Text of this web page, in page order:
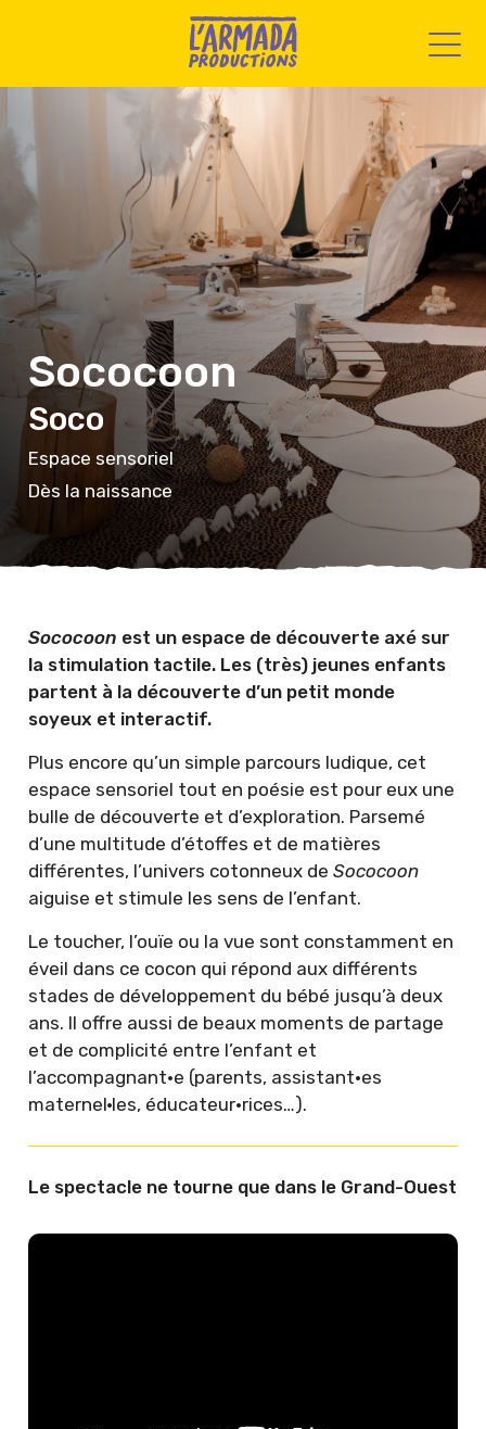
Sococoon
Soco
Espace sensoriel
Dès la naissance
Sococoon est un espace de découverte axé sur
la stimulation tactile. Les (très) jeunes enfants
partent à la découverte d’un petit monde
soyeux et interactif.
Plus encore qu’un simple parcours ludique, cet
espace sensoriel tout en poésie est pour eux une
bulle de découverte et d’exploration. Parsemé
d’une multitude d’étoffes et de matières
différentes, l’univers cotonneux deSococoon
aiguise et stimule les sens de l’enfant.
Le toucher, l’ouïe ou la vue sont constamment en
éveil dans ce cocon qui répond aux différents
stades de développement du bébé jusqu’à deux
ans. Il offre aussi de beaux moments de partage
et de complicité entre l’enfant et
l’accompagnant·e (parents, assistant·es
maternel·les, éducateur·rices…).
Le spectacle ne tourne que dans le Grand-Ouest